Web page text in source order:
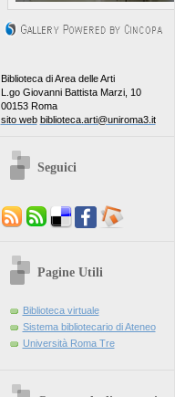
Biblioteca di Area delle Arti
L.go Giovanni Battista Marzi, 10
00153 Roma
sito web biblioteca.arti@uniroma3.it
Seguici
Pagine Utili
Biblioteca virtuale
Sistema bibliotecario di Ateneo
Università Roma Tre